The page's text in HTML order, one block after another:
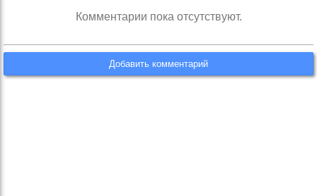
Комментарии пока отсутствуют.
Добавить комментарий